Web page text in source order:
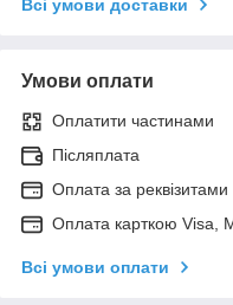
Всі умови доставки
Умови оплати
Оплатити частинами
Післяплата
Оплата за реквізитами
Оплата карткою Visa,
Всі умови оплати